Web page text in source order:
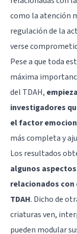
como la atención
regulación de la
verse
Pese a que toda
máxima
del TDAH,
investigadores
el factor
más completa y
Los resultados
algunos
relacionados
TDAH. Dicho de
criaturas ven,
pueden modular